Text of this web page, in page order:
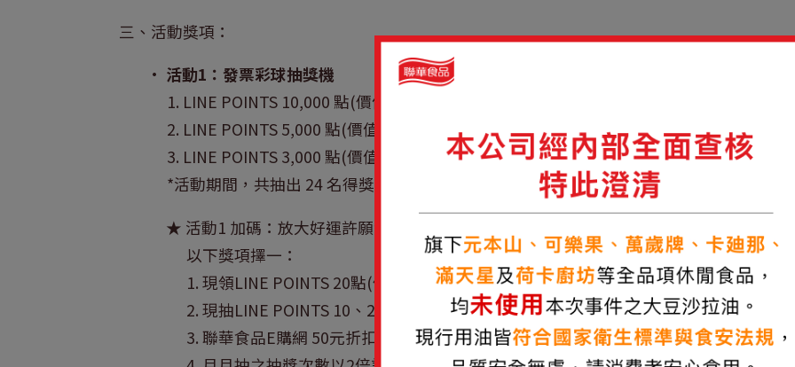
三、活動獎項：
• 活動1：發票彩球抽獎機
1. LINE POINTS 10,000 點(價值10,000元)，每月1名，共3名。
2. LINE POINTS 5,000 點(價值5,000元)，每月2名，共6名。
3. LINE POINTS 3,000 點(價值3,000元)，每月5名，共15名。
*活動期間，共抽出 24 名得獎者。
★ 活動1 加碼：放大好運許願池
以下獎項擇一：
1. 現領LINE POINTS 20點(價值20元)。
2. 現抽LINE POINTS 10、20、50、100 點(價值10元/20元/50元/100元)。
3. 聯華食品E購網 50元折扣碼(價值50元)。